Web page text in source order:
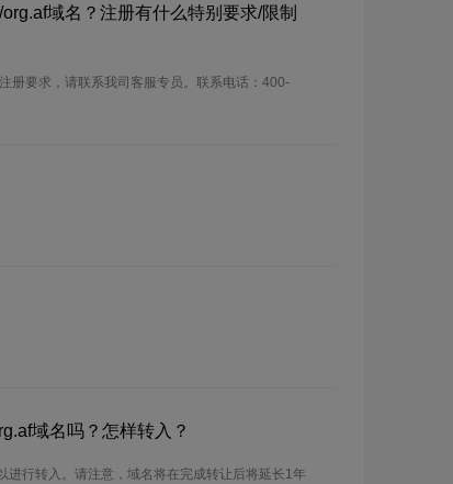
域名？注册有什么特别要求/限制
册要求，请联系我司客服专员。联系电话：400-
域名吗？怎样转入？
进行转入。请注意，域名将在完成转让后将延长1年